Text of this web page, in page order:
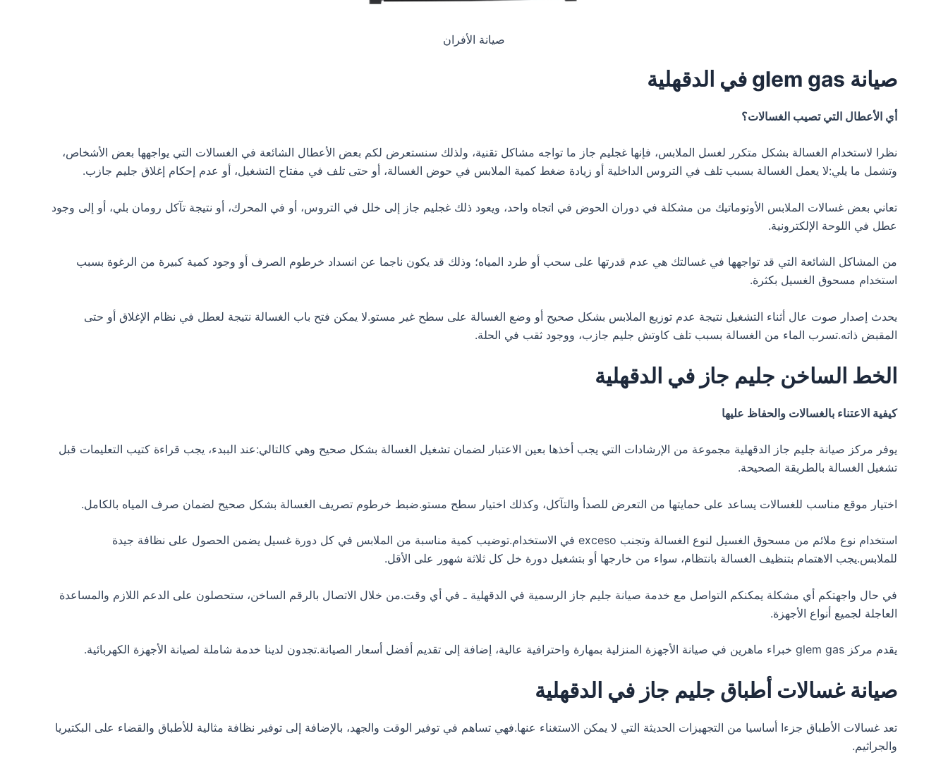
صيانة الأفران
صيانة glem gas في الدقهلية
أي الأعطال التي تصيب الغسالات؟
نظرا لاستخدام الغسالة بشكل متكرر لغسل الملابس، فإنها غجليم جاز ما تواجه مشاكل تقنية، ولذلك سنستعرض لكم بعض الأعطال الشائعة في الغسالات التي يواجهها بعض الأشخاص،
وتشمل ما يلي:لا يعمل الغسالة بسبب تلف في التروس الداخلية أو زيادة ضغط كمية الملابس في حوض الغسالة، أو حتى تلف في مفتاح التشغيل، أو عدم إحكام إغلاق جليم جازب.
تعاني بعض غسالات الملابس الأوتوماتيك من مشكلة في دوران الحوض في اتجاه واحد، ويعود ذلك غجليم جاز إلى خلل في التروس، أو في المحرك، أو نتيجة تآكل رومان بلي، أو إلى وجود
عطل في اللوحة الإلكترونية.
من المشاكل الشائعة التي قد تواجهها في غسالتك هي عدم قدرتها على سحب أو طرد المياه؛ وذلك قد يكون ناجما عن انسداد خرطوم الصرف أو وجود كمية كبيرة من الرغوة بسبب
استخدام مسحوق الغسيل بكثرة.
يحدث إصدار صوت عال أثناء التشغيل نتيجة عدم توزيع الملابس بشكل صحيح أو وضع الغسالة على سطح غير مستو.لا يمكن فتح باب الغسالة نتيجة لعطل في نظام الإغلاق أو حتى
المقبض ذاته.تسرب الماء من الغسالة بسبب تلف كاوتش جليم جازب، ووجود ثقب في الحلة.
الخط الساخن جليم جاز في الدقهلية
كيفية الاعتناء بالغسالات والحفاظ عليها
يوفر مركز صيانة جليم جاز الدقهلية مجموعة من الإرشادات التي يجب أخذها بعين الاعتبار لضمان تشغيل الغسالة بشكل صحيح وهي كالتالي:عند الببدء، يجب قراءة كتيب التعليمات قبل
تشغيل الغسالة بالطريقة الصحيحة.
اختيار موقع مناسب للغسالات يساعد على حمايتها من التعرض للصدأ والتآكل، وكذلك اختيار سطح مستو.ضبط خرطوم تصريف الغسالة بشكل صحيح لضمان صرف المياه بالكامل.
استخدام نوع ملائم من مسحوق الغسيل لنوع الغسالة وتجنب exceso في الاستخدام.توضيب كمية مناسبة من الملابس في كل دورة غسيل يضمن الحصول على نظافة جيدة
للملابس.يجب الاهتمام بتنظيف الغسالة بانتظام، سواء من خارجها أو بتشغيل دورة خل كل ثلاثة شهور على الأقل.
في حال واجهتكم أي مشكلة يمكنكم التواصل مع خدمة صيانة جليم جاز الرسمية في الدقهلية ـ في أي وقت.من خلال الاتصال بالرقم الساخن، ستحصلون على الدعم اللازم والمساعدة
العاجلة لجميع أنواع الأجهزة.
يقدم مركز glem gas خبراء ماهرين في صيانة الأجهزة المنزلية بمهارة واحترافية عالية، إضافة إلى تقديم أفضل أسعار الصيانة.تجدون لدينا خدمة شاملة لصيانة الأجهزة الكهربائية.
صيانة غسالات أطباق جليم جاز في الدقهلية
تعد غسالات الأطباق جزءا أساسيا من التجهيزات الحديثة التي لا يمكن الاستغناء عنها.فهي تساهم في توفير الوقت والجهد، بالإضافة إلى توفير نظافة مثالية للأطباق والقضاء على البكتيريا
والجراثيم.